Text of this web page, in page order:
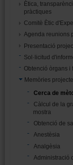
Ètica,
pràctiques
Comitè Ètic
Agenda reunions
Presentació
Sol·licitud
Obtenció òrgans i
Memòries
Cerca de
Càlcul de la
mostra
Obtenció de
Anestèsia
Analgèsia
Administració